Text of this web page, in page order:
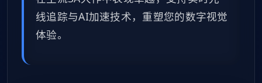
线追踪与AI加速技术，重塑您的数字视觉
体验。